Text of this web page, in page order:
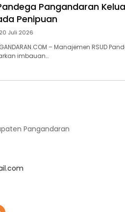
Pangandaran
Penipuan
20 Juli 2026
– Manajemen RSUD
imbauan…
Pangandaran